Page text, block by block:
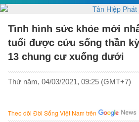
Tình hình sức khỏe mới
tuổi được cứu sống thần
13 chung cư xuống dưới
Thứ năm, 04/03/2021, 09:25 (GMT+7)
Theo dõi Đời Sống Việt Nam trên